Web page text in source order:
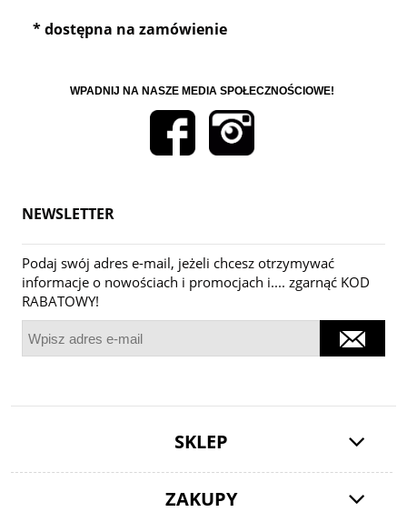
* dostępna na zamówienie
WPADNIJ NA NASZE MEDIA SPOŁECZNOŚCIOWE!
NEWSLETTER
Podaj swój adres e-mail, jeżeli chcesz otrzymywać
informacje o nowościach i promocjach i.... zgarnąć KOD
RABATOWY!
SKLEP
ZAKUPY